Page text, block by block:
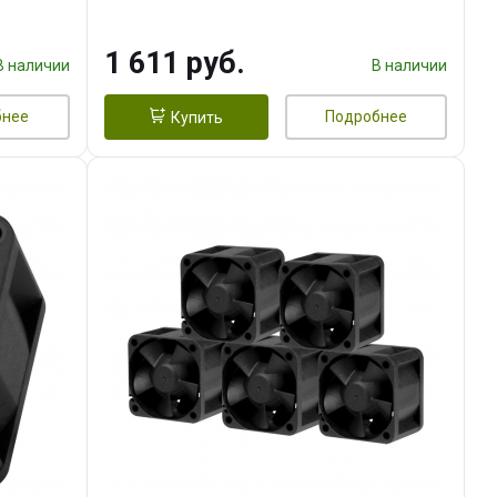
наличии 1 611 руб. В наличии
Купить Подробнее